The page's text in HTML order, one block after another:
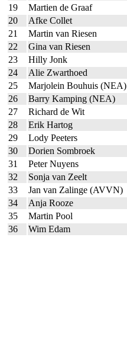
19
Martien de Graaf
20
Afke Collet
21
Martin van Riesen
22
Gina van Riesen
23
Hilly Jonk
24
Alie Zwarthoed
25
Marjolein Bouhuis (NEA)
26
Barry Kamping (NEA)
27
Richard de Wit
28
Erik Hartog
29
Lody Peeters
30
Dorien Sombroek
31
Peter Nuyens
32
Sonja van Zeelt
33
Jan van Zalinge (AVVN)
34
Anja Rooze
35
Martin Pool
36
Wim Edam